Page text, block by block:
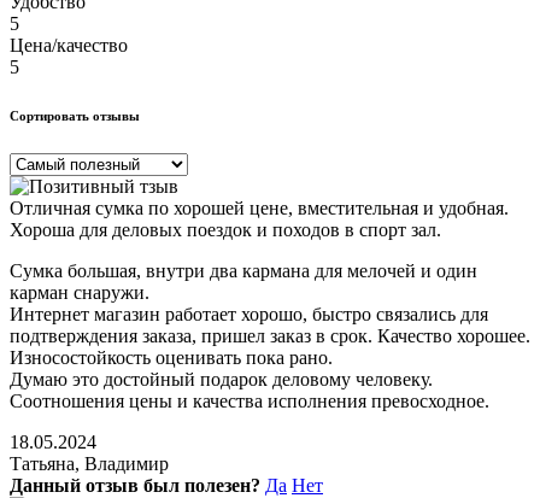
5
Цена/качество
5
Сортировать отзывы
Отличная сумка по хорошей цене, вместительная и удобная.
Хороша для деловых поездок и походов в спорт зал.
Сумка большая, внутри два кармана для мелочей и один
карман снаружи.
Интернет магазин работает хорошо, быстро связались для
подтверждения заказа, пришел заказ в срок. Качество хорошее.
Износостойкость оценивать пока рано.
Думаю это достойный подарок деловому человеку.
Соотношения цены и качества исполнения превосходное.
18.05.2024
Татьяна, Владимир
Данный отзыв был полезен? Да Нет